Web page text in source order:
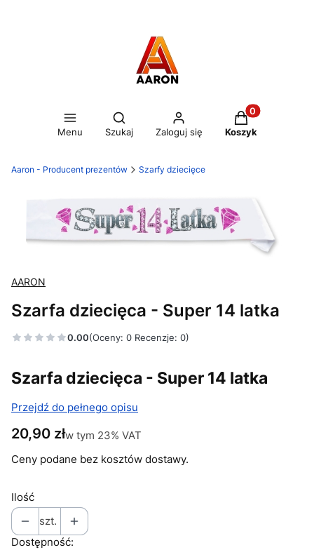
Menu
Otwórz wyszukiwarkę
Szukaj Zaloguj się
Produkty w
Koszyk
Aaron - Producent prezentów Szarfy dziecięce
AARON
Szarfa dziecięca - Super 14 latka
0.00(Oceny: 0 Recenzje: 0)
Szarfa dziecięca - Super 14 latka
Przejdź do pełnego opisu
Cena
20,90 złw tym 23% VAT
w tym 23% VAT
Ceny podane bez kosztów dostawy.
Ilość
szt.
Dostępność: